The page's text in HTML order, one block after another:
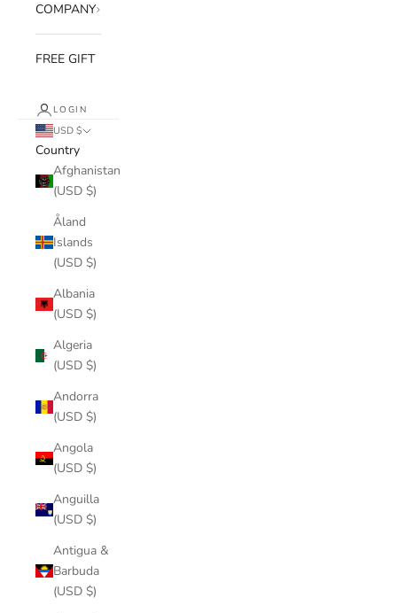
COMPANY
FREE GIFT
LOGIN
USD $
Country
Afghanistan
(USD $)
Åland
Islands
(USD $)
Albania
(USD $)
Algeria
(USD $)
Andorra
(USD $)
Angola
(USD $)
Anguilla
(USD $)
Antigua &
Barbuda
(USD $)